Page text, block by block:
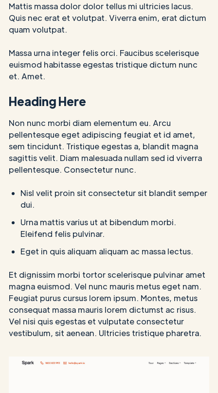
Mattis massa dolor dolor tellus mi ultricies lacus.
Quis nec erat et volutpat. Viverra enim, erat dictum
quam volutpat.
Massa urna integer felis orci. Faucibus scelerisque
euismod habitasse egestas tristique dictum nunc
et. Amet.
Heading Here
Non nunc morbi diam elementum eu. Arcu
pellentesque eget adipiscing feugiat et id amet,
sem tincidunt. Tristique egestas a, blandit magna
sagittis velit. Diam malesuada nullam sed id viverra
pellentesque. Consectetur nunc.
Nisl velit proin sit consectetur sit blandit semper
dui.
Urna mattis varius ut at bibendum morbi.
Eleifend felis pulvinar.
Eget in quis aliquam aliquam ac massa lectus.
Et dignissim morbi tortor scelerisque pulvinar amet
magna euismod. Vel nunc mauris metus eget nam.
Feugiat purus cursus lorem ipsum. Montes, metus
consequat massa mauris lorem dictumst ac risus.
Vel nisi quis egestas et vulputate consectetur
vestibulum, sit aenean. Ultricies tristique pharetra.